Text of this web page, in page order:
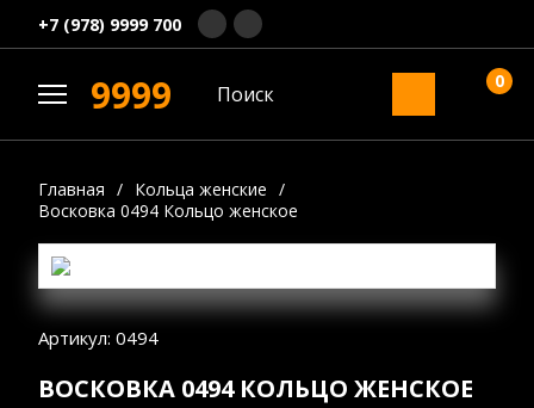
+7 (978) 9999 700
9999 0
Главная / Кольца женские /
Восковка 0494 Кольцо женское
Артикул: 0494
ВОСКОВКА 0494 КОЛЬЦО ЖЕНСКОЕ